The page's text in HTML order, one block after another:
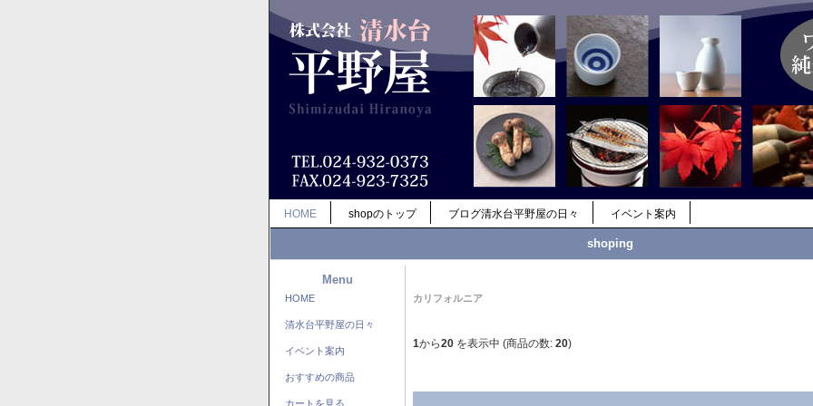
HOME shopのトップ ブログ清水台平野屋の日々 イベント案内
shoping
Menu
HOME
清水台平野屋の日々
イベント案内
おすすめの商品
カートを見る
カリフォルニア
1から20 を表示中 (商品の数: 20)